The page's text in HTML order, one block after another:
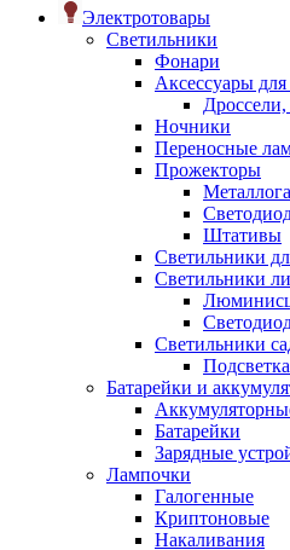
Электротовары
Светильники
Фонари
Аксессуары
Ночники
Переносные
Прожекторы
Штативы
Светильники
Светильники
Светильники
Батарейки и
Батарейки
Зарядные
Лампочки
Галогенные
Криптоновые
Накаливания